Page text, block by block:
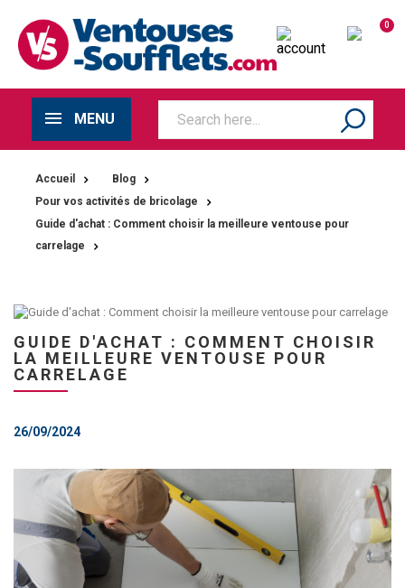
0
MENU
Accueil
Blog
Pour vos activités de bricolage
Guide d'achat : Comment choisir la meilleure ventouse pour
carrelage
GUIDE D'ACHAT : COMMENT CHOISIR
LA MEILLEURE VENTOUSE POUR
CARRELAGE
26/09/2024